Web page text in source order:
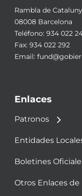
Rambla de
08008 Barcelona
Teléfono: 934 022
Fax: 934 022 292
Email:
Enlaces
Patronos
Entidades
Boletines
Otros Enlaces